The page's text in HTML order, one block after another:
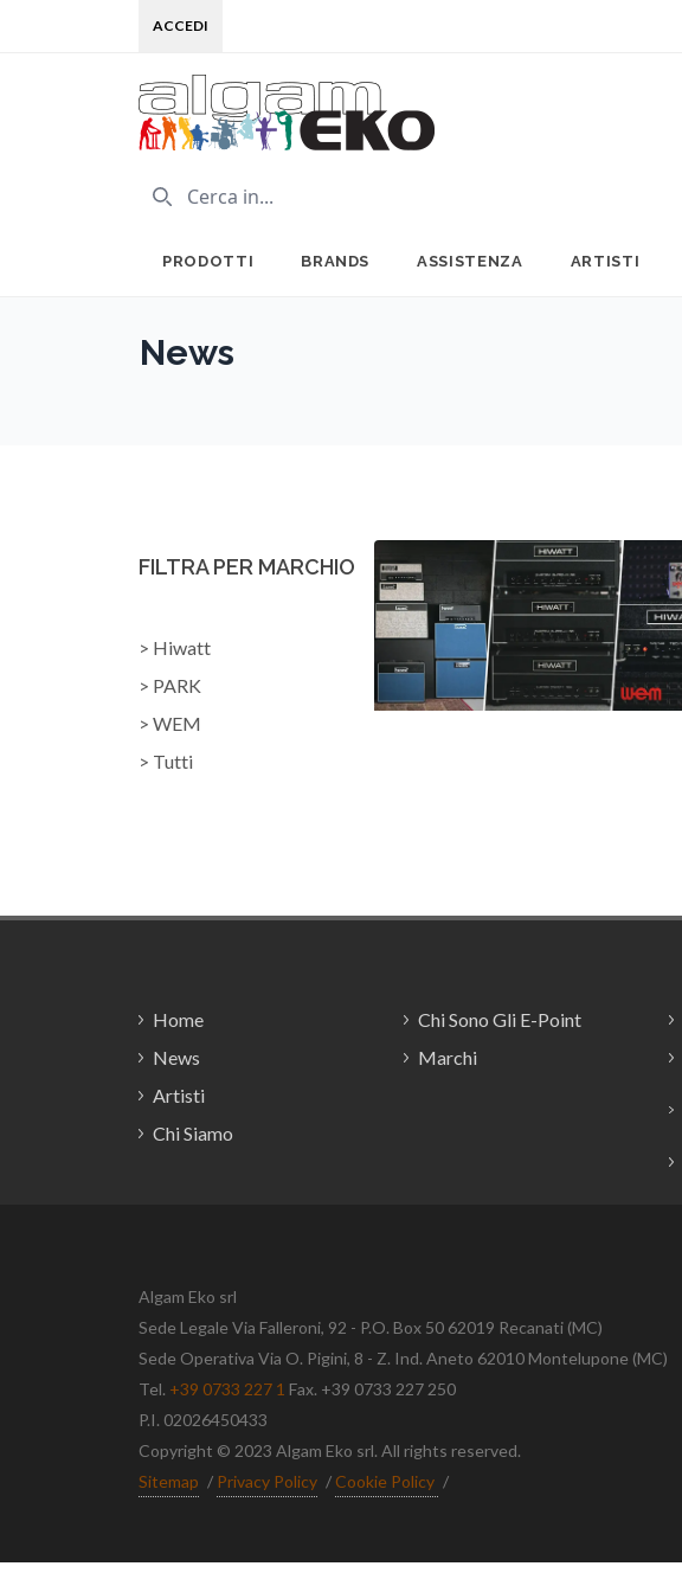
ACCEDI
PRODOTTI BRANDS ASSISTENZA ARTISTI
News
FILTRA PER MARCHIO
> Hiwatt
> PARK
> WEM
> Tutti
Home
News
Artisti
Chi Siamo
Chi Sono Gli E-Point
Marchi
Algam Eko srl
Sede Legale Via Falleroni, 92 - P.O. Box 50 62019 Recanati (MC)
Sede Operativa Via O. Pigini, 8 - Z. Ind. Aneto 62010 Montelupone (MC)
Tel. +39 0733 227 1 Fax. +39 0733 227 250
P.I. 02026450433
Copyright © 2023 Algam Eko srl. All rights reserved.
Sitemap / Privacy Policy / Cookie Policy /